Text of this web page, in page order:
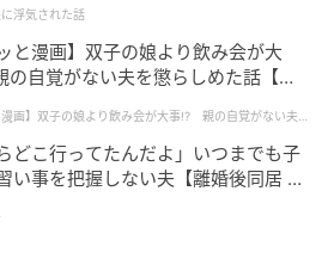
浮気された話
と漫画】双子の娘より飲み会が大
自覚がない夫を懲らしめた話【第1
漫画】双子の娘より飲み会が大事!? 親の自覚がない夫を
どこ行ってたんだよ」いつまでも子
い事を把握しない夫【離婚後同居 Vo